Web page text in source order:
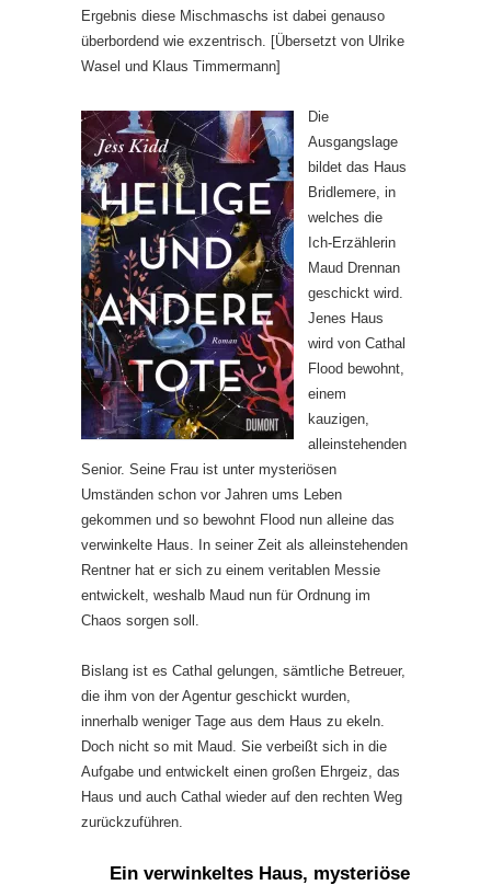
Ergebnis diese Mischmaschs ist dabei genauso
überbordend wie exzentrisch. [Übersetzt von Ulrike
Wasel und Klaus Timmermann]
Die
Ausgangslage
bildet das Haus
Bridlemere, in
welches die
Ich-Erzählerin
Maud Drennan
geschickt wird.
Jenes Haus
wird von Cathal
Flood bewohnt,
einem
kauzigen,
alleinstehenden
Senior. Seine Frau ist unter mysteriösen
Umständen schon vor Jahren ums Leben
gekommen und so bewohnt Flood nun alleine das
verwinkelte Haus. In seiner Zeit als alleinstehenden
Rentner hat er sich zu einem veritablen Messie
entwickelt, weshalb Maud nun für Ordnung im
Chaos sorgen soll.
Bislang ist es Cathal gelungen, sämtliche Betreuer,
die ihm von der Agentur geschickt wurden,
innerhalb weniger Tage aus dem Haus zu ekeln.
Doch nicht so mit Maud. Sie verbeißt sich in die
Aufgabe und entwickelt einen großen Ehrgeiz, das
Haus und auch Cathal wieder auf den rechten Weg
zurückzuführen.
Ein verwinkeltes Haus, mysteriöse